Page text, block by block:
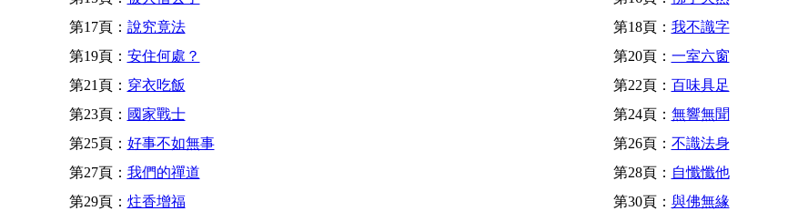
第17頁： 說究竟法 第18頁： 我不識字
第19頁： 安住何處？ 第20頁： 一室六窗
第21頁： 穿衣吃飯 第22頁： 百味具足
第23頁： 國家戰士 第24頁： 無響無聞
第25頁： 好事不如無事 第26頁： 不識法身
第27頁： 我們的禪道 第28頁： 自懺懺他
第29頁： 炷香增福 第30頁： 與佛無緣